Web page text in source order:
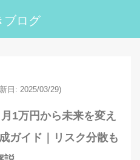
ブログ
日: 2025/03/29)
1万円から未来を変え
ガイド｜リスク分散も